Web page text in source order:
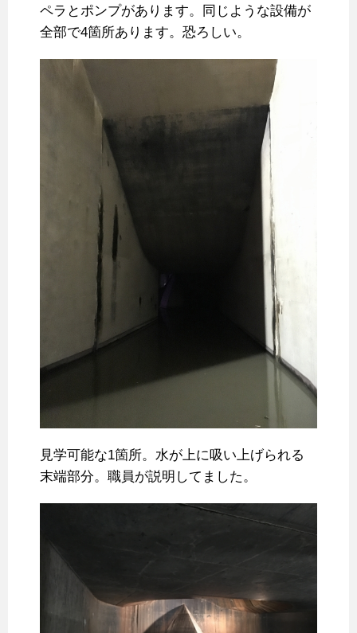
ペラとポンプがあります。同じような設備が
全部で4箇所あります。恐ろしい。
見学可能な1箇所。水が上に吸い上げられる
末端部分。職員が説明してました。